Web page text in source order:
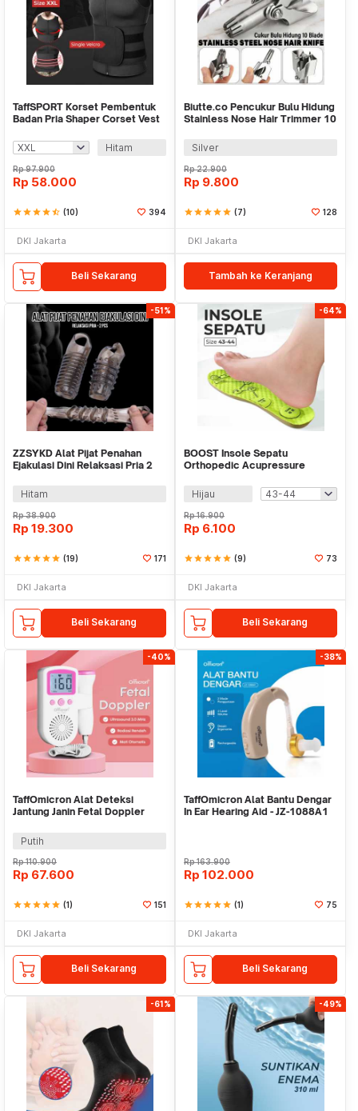
TaffSPORT Korset Pembentuk
Badan Pria Shaper Corset Vest
Hitam
Rp97.900
Rp 58.000
starstarstarstarstar_half (10) 394
DKI Jakarta
Beli Sekarang
Biutte.co Pencukur Bulu Hidung
Stainless Nose Hair Trimmer 10
Silver
Rp22.900
Rp 9.800
starstarstarstarstar (7) 128
DKI Jakarta
Tambah ke Keranjang
-51%
ZZSYKD Alat Pijat Penahan
Ejakulasi Dini Relaksasi Pria 2
Hitam
Rp38.900
Rp 19.300
starstarstarstarstar (19) 171
DKI Jakarta
Beli Sekarang
-64%
BOOST Insole Sepatu
Orthopedic Acupressure
Hijau
Rp16.900
Rp 6.100
starstarstarstarstar (9) 73
DKI Jakarta
Beli Sekarang
-40%
TaffOmicron Alat Deteksi
Jantung Janin Fetal Doppler
Putih
Rp110.900
Rp 67.600
starstarstarstarstar (1) 151
DKI Jakarta
Beli Sekarang
-38%
TaffOmicron Alat Bantu Dengar
In Ear Hearing Aid - JZ-1088A1
Rp163.900
Rp 102.000
starstarstarstarstar (1) 75
DKI Jakarta
Beli Sekarang
-61% -49%